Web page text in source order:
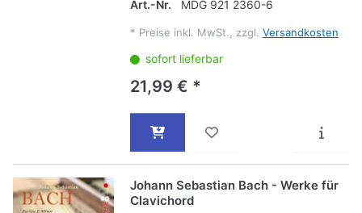
Art.-Nr.
MDG 921 2360-6
* Preise inkl. MwSt., zzgl. Versandkosten
sofort lieferbar
21,99 € *
Johann Sebastian Bach - Werke für
Clavichord